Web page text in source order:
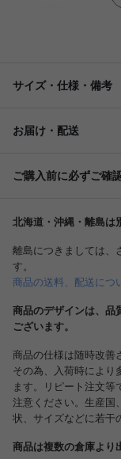
サイズ・仕様・備考
お届け・配送
ご購入前に必ずご確
北海道・沖縄・離島は
離島につきましては、
す。
商品の送料、配送につ
商品のデザインは、品
ございます。
商品の仕様は随時改善
その為、入荷時により
ます。リピート注文
注意ください。生産国
状、サイズなどに若干
商品は複数の倉庫より